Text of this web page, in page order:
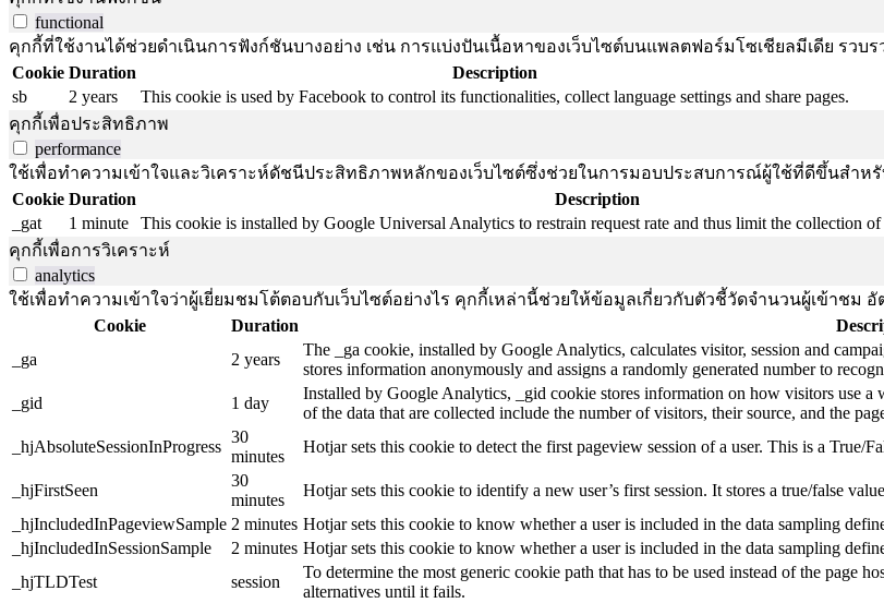
functional
คุกกี้ที่ใช้งานได้ช่วยดำเนินการฟังก์ชันบางอย่าง เช่น การแบ่งปันเนื้อหาของเว็บไซต์บนแพลตฟอร์มโซเชียลมีเดีย ร
Cookie Duration
Description
sb
2 years
This cookie is used by Facebook to control its functionalities, collect language settings and share pages.
คุกกี้เพื่อประสิทธิภาพ
performance
ใช้เพื่อทำความเข้าใจและวิเคราะห์ดัชนีประสิทธิภาพหลักของเว็บไซต์ซึ่งช่วยในการมอบประสบการณ์ผู้ใช้ที่ดีขึ้นสำหรั
Cookie Duration
Description
_gat
1 minute
This cookie is installed by Google Universal Analytics to restrain request rate and thus limit the collection
คุกกี้เพื่อการวิเคราะห์
analytics
ใช้เพื่อทำความเข้าใจว่าผู้เยี่ยมชมโต้ตอบกับเว็บไซต์อย่างไร คุกกี้เหล่านี้ช่วยให้ข้อมูลเกี่ยวกับตัวชี้วัดจำนวนผู้เข้าชม
Cookie
Duration
_ga
2 years
The _ga cookie, installed by Google Analytics, calculates visitor, session and
stores information anonymously and assigns a randomly generated number to
_gid
1 day
Installed by Google Analytics, _gid cookie stores information on how visitors use
of the data that are collected include the number of visitors, their source, and the
_hjAbsoluteSessionInProgress
30
minutes
Hotjar sets this cookie to detect the first pageview session of a user. This is a True/
_hjFirstSeen
30
minutes
Hotjar sets this cookie to identify a new user’s first session. It stores a true/false
_hjIncludedInPageviewSample 2 minutes Hotjar sets this cookie to know whether a user is included in the data sampling
_hjIncludedInSessionSample
2 minutes Hotjar sets this cookie to know whether a user is included in the data sampling
_hjTLDTest
session
To determine the most generic cookie path that has to be used instead of the page
alternatives until it fails.